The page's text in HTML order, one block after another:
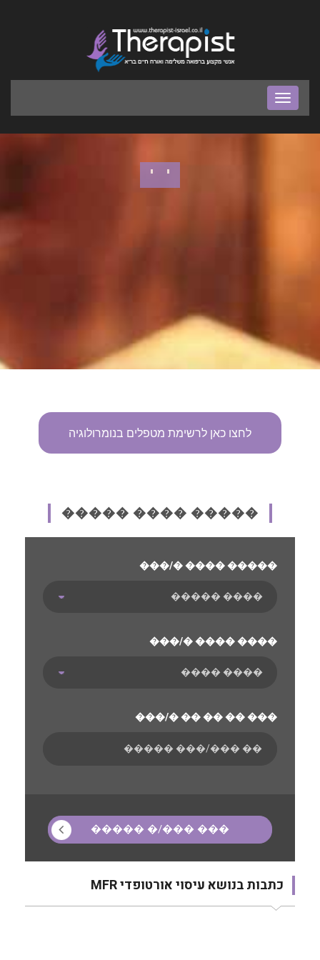
בר
ניווט
לחצו כאן לרשימת מטפלים בנומרולוגיה
����� ���� �����
���/� ���� �����
���/� ���� ����
���/� �� �� �� ���
כתבות בנושא עיסוי אורטופדי MFR